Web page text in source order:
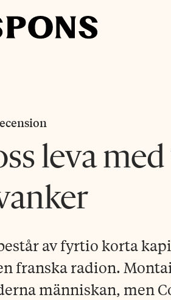
leva
av fyrtio korta
franska radion.
människan, men